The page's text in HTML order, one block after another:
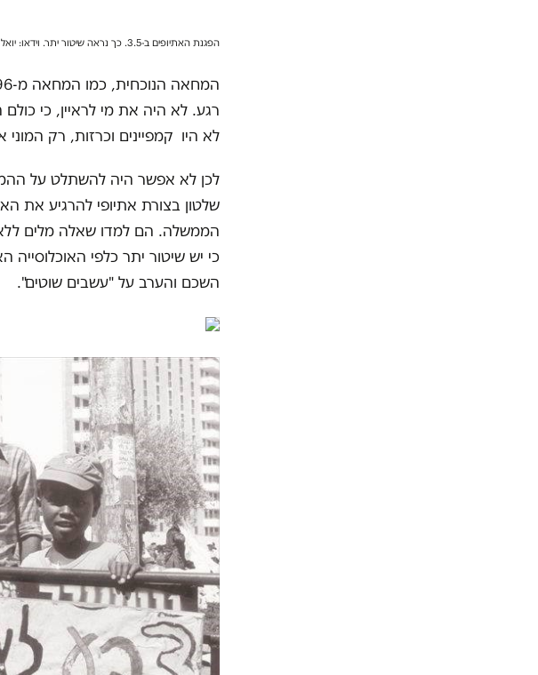
הפגנת האתיופים ב-3.5. כך נראה שיטור יתר. וידאו: יואל הרצברג
רגע. לא היה את מי לראיין, כי כולם
לא היו קמפיינים וכרזות, רק המוני
לכן לא אפשר היה להשתלט על
שלטון בצורת אתיופי להרגיע את
הממשלה. הם למדו שאלה מלים
כי יש שיטור יתר כלפי
השכם והערב על "עשבים שוטים".